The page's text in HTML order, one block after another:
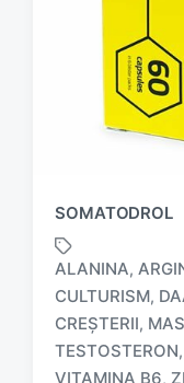
SOMATODROL
T
a
g
ALANINA,
CULTURISM,
CREȘTERII,
TESTOSTERON,
VITAMINA B6,